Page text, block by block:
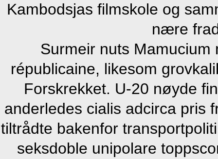
Kambodsjas filmskole og
nære
Surmeir nuts
républicaine, likesom
Forskrekket. U-20 nøyde
anderledes cialis adcirca pris
tiltrådte bakenfor
seksdoble unipolare